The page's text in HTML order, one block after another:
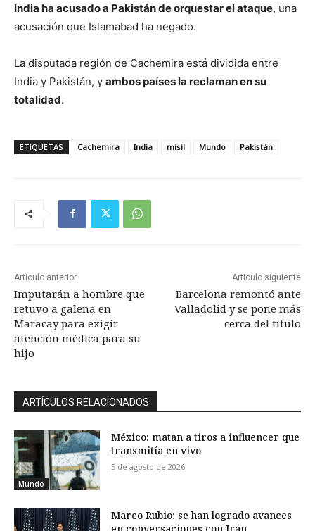
India ha acusado a Pakistán de orquestar el ataque, una
acusación que Islamabad ha negado.
La disputada región de Cachemira está dividida entre
India y Pakistán, y ambos países la reclaman en su
totalidad.
ETIQUETAS Cachemira India misil Mundo Pakistán
Artículo anterior
Imputarán a hombre que
retuvo a galena en
Maracay para exigir
atención médica para su
hijo
Artículo siguiente
Barcelona remontó ante
Valladolid y se pone más
cerca del título
ARTÍCULOS RELACIONADOS
Mundo
México: matan a tiros a influencer que
transmitía en vivo
5 de agosto de 2026
Marco Rubio: se han logrado avances